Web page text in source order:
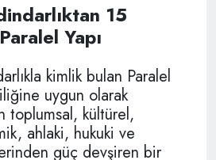
15
Yapı
kimlik bulan Paralel
uygun olarak
toplumsal, kültürel,
ahlaki, hukuki ve
güç devşiren bir